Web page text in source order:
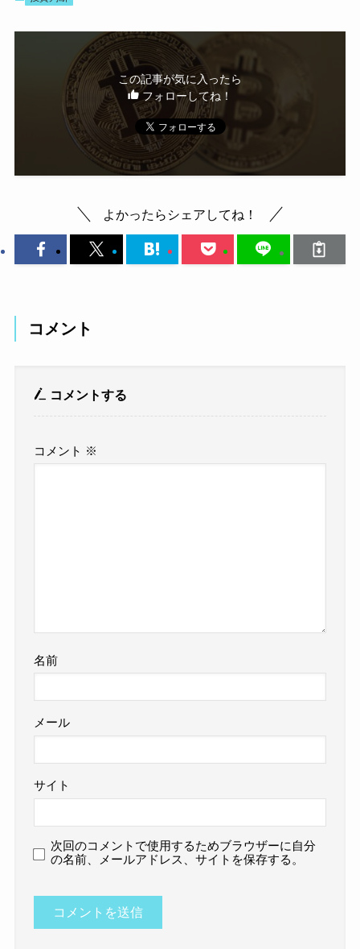
この記事が気に入ったら
フォローしてね！
よかったらシェアしてね！
コメント
コメントする
コメント ※
名前
メール
サイト
次回のコメントで使用するためブラウザーに自分
の名前、メールアドレス、サイトを保存する。